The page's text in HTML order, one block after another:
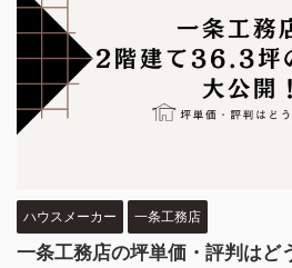
ハウスメーカー 一条工務店
一条工務店の坪単価・評判はど